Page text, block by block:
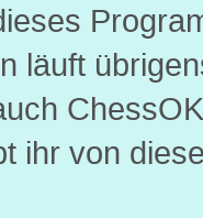
läuft
ihr von